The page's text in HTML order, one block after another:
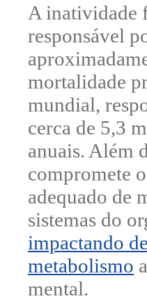
A inatividade
responsável
mortalidade
mundial,
cerca de 5,3
anuais. Além
compromete
adequado de
sistemas do
impactando
metabolismo
mental.